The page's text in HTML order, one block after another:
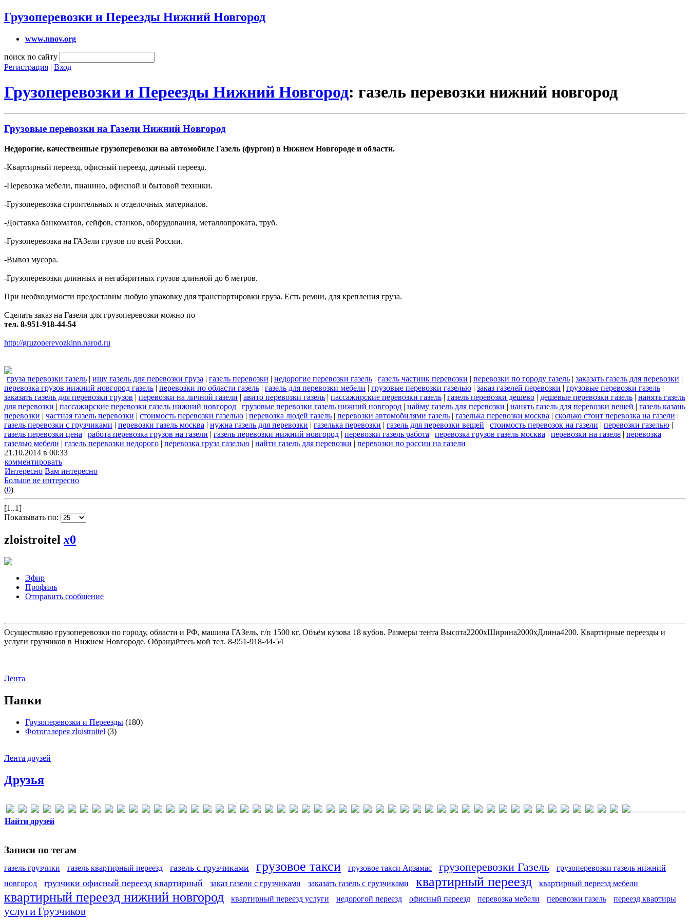
Грузоперевозки и Переезды Нижний Новгород
www.nnov.org
поиск по сайту
Регистрация | Вход
Грузоперевозки и Переезды Нижний Новгород: газель перевозки нижний новгород
Грузовые перевозки на Газели Нижний Новгород
Недорогие, качественные грузоперевозки на автомобиле Газель (фургон) в Нижнем Новгороде и области.
-Квартирный переезд, офисный переезд, дачный переезд.
-Перевозка мебели, пианино, офисной и бытовой техники.
-Грузоперевозка строительных и отделочных материалов.
-Доставка банкоматов, сейфов, станков, оборудования, металлопроката, труб.
-Грузоперевозка на ГАЗели грузов по всей России.
-Вывоз мусора.
-Грузоперевозки длинных и негабаритных грузов длинной до 6 метров.
При необходимости предоставим любую упаковку для транспортировки груза. Есть ремни, для крепления груза.
Сделать заказ на Газели для грузоперевозки можно по
тел. 8-951-918-44-54
http://gruzoperevozkinn.narod.ru
груза перевозки газель | ищу газель для перевозки груза | газель перевозки | недорогие перевозки газель | газель частник перевозки | перевозки по городу газель | заказать газель для перевозки |
перевозка грузов нижний новгород газель | перевозки по области газель | газель для перевозки мебели | грузовые перевозки газелью | заказ газелей перевозки | грузовые перевозки газель |
заказать газель для перевозки грузов | перевозки на личной газели | авито перевозки газель | пассажирские перевозки газель | газель перевозки дешево | дешевые перевозки газель | нанять газель
для перевозки | пассажирские перевозки газель нижний новгород | грузовые перевозки газель нижний новгород | найму газель для перевозки | нанять газель для перевозки вещей | газель казань
перевозки | частная газель перевозки | стоимость перевозки газелью | перевозка людей газель | перевозки автомобилями газель | газелька перевозки москва | сколько стоит перевозка на газели |
газель перевозки с грузчиками | перевозки газель москва | нужна газель для перевозки | газелька перевозки | газель для перевозки вещей | стоимость перевозок на газели | перевозки газелью |
газель перевозки цена | работа перевозка грузов на газели | газель перевозки нижний новгород | перевозки газель работа | перевозка грузов газель москва | перевозки на газеле | перевозка
газелью мебели | газель перевозки недорого | перевозка груза газелью | найти газель для перевозки | перевозки по россии на газели
21.10.2014 в 00:33
комментировать
Интересно Вам интересно
Больше не интересно
(0)
[1..1]
Показывать по:
zloistroitel x0
Эфир
Профиль
Отправить сообщение
Осуществляю грузоперевозки по городу, области и РФ, машина ГАЗель, г/п 1500 кг. Объём кузова 18 кубов. Размеры тента Высота2200хШирина2000хДлина4200. Квартирные переезды и
услуги грузчиков в Нижнем Новгороде. Обращайтесь мой тел. 8-951-918-44-54
Лента
Папки
Грузоперевозки и Переезды (180)
Фотогалерея zloistroitel (3)
Лента друзей
Друзья
Найти друзей
Записи по тегам
газель грузчики газель квартирный переезд газель с грузчиками грузовое такси грузовое такси Арзамас грузоперевозки Газель
грузоперевозки газель нижний
новгород
грузчики офисный переезд квартирный заказ газели с грузчиками заказать газель с грузчиками квартирный переезд квартирный переезд мебели
квартирный переезд нижний новгород квартирный переезд услуги недорогой переезд офисный переезд перевозка мебели перевозки газель переезд квартиры
услуги Грузчиков